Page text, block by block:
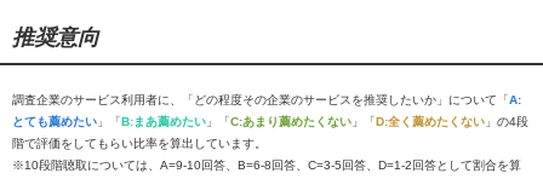
推奨意向
調査企業のサービス利用者に、「どの程度その企業のサービスを推奨したいか」について「A:
とても薦めたい 」「B:まあ薦めたい 」「C:あまり薦めたくない 」「D:全く薦めたくない 」の4段
階で評価をしてもらい比率を算出しています。
※10段階聴取については、A=9-10回答、B=6-8回答、C=3-5回答、D=1-2回答として割合を算